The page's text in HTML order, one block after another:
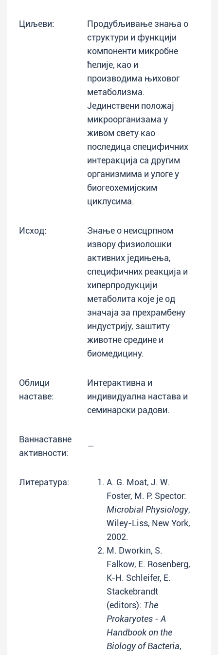
Циљеви:
Продубљивање знања о
структури и функцији
компоненти микробне
ћелије, као и
производима њиховог
метаболизма.
Јединствени положај
микроорганизама у
живом свету као
последица специфичних
интеракција са другим
организмима и улоге у
биогеохемијским
циклусима.
Исход:
Знање о неисцрпном
извору физиолошки
активних једињења,
специфичних реакција и
хиперпродукцији
метаболита које је од
значаја за прехрамбену
индустрију, заштиту
животне средине и
биомедицину.
Облици
наставе:
Интерактивна и
индивидуална настава и
семинарски радови.
Ваннаставне
активности:
—
Литература:
A. G. Moat, J. W.
Foster, M. P. Spector:
Microbial Physiology,
Wiley-Liss, New York,
2002.
M. Dworkin, S.
Falkow, E. Rosenberg,
K-H. Schleifer, E.
Stackebrandt
(editors): The
Prokaryotes - A
Handbook on the
Biology of Bacteria,